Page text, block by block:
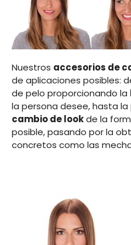
Nuestros accesorios de
de aplicaciones posibles:
de pelo proporcionando la
la persona desee, hasta
cambio de lookde la
posible, pasando por la
concretos como las